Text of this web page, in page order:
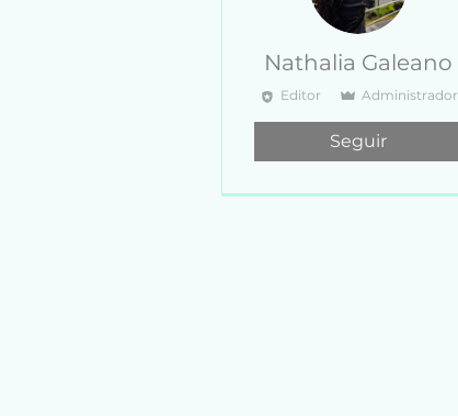
Nathalia Galeano
Editor Administrador
Seguir